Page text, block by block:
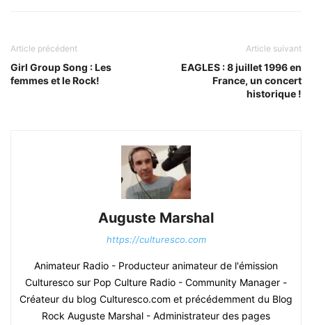
Article précédent
Girl Group Song : Les
femmes et le Rock!
Article suivant
EAGLES : 8 juillet 1996 en
France, un concert
historique !
Auguste Marshal
https://culturesco.com
Animateur Radio - Producteur animateur de l'émission
Culturesco sur Pop Culture Radio - Community Manager -
Créateur du blog Culturesco.com et précédemment du Blog
Rock Auguste Marshal - Administrateur des pages